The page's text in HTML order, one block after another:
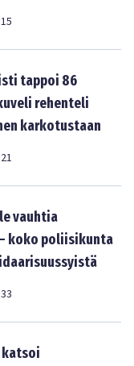
tappoi 86
rehenteli
karkotustaan
vauhtia
koko poliisikunta
katsoi